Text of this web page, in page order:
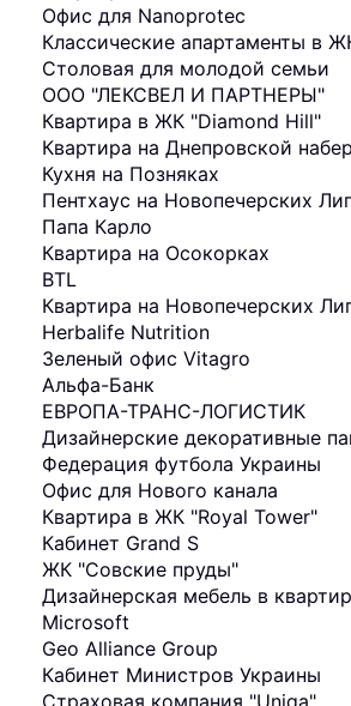
Офис для Nanoprotec
Классические апартаменты в
Столовая для молодой семьи
ООО "ЛЕКСВЕЛ И ПАРТНЕРЫ"
Квартира в ЖК "Diamond Hill"
Квартира на Днепровской
Кухня на Позняках
Пентхаус на Новопечерских
Папа Карло
Квартира на Осокорках
BTL
Квартира на Новопечерских
Herbalife Nutrition
Зеленый офис Vitagro
Альфа-Банк
ЕВРОПА-ТРАНС-ЛОГИСТИК
Дизайнерские декоративные
Федерация футбола Украины
Офис для Нового канала
Квартира в ЖК "Royal Tower"
Кабинет Grand S
ЖК "Совские пруды"
Дизайнерская мебель в
Мicrosoft
Geo Alliance Group
Кабинет Министров Украины
Страховая компания "Uniqa"